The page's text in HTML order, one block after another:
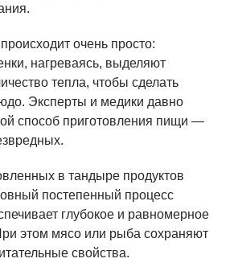
очень просто:
нагреваясь, выделяют
тепла, чтобы сделать
Эксперты и медики давно
способ приготовления пищи —
в тандыре продуктов
постепенный процесс
глубокое и равномерное
этом мясо или рыба сохраняют
свойства.